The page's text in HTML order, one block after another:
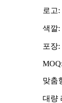
로고
색깔:
포장:
맞춤
대량